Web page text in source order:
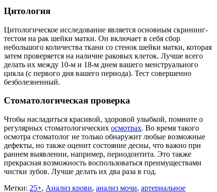
Цитология
Цитологическое исследование является основным скрининг-
тестом на рак шейки матки. Он включает в себя сбор
небольшого количества ткани со стенок шейки матки, которая
затем проверяется на наличие раковых клеток. Лучше всего
делать их между 10-м и 18-м днем вашего менструального
цикла (с первого дня вашего периода). Тест совершенно
безболезненный.
Стоматологическая проверка
Чтобы насладиться красивой, здоровой улыбкой, помните о
регулярных стоматологических осмотрах. Во время такого
осмотра стоматолог не только обнаружит любые возможные
дефекты, но также оценит состояние десны, что важно при
раннем выявлении, например, периодонтита. Это также
прекрасная возможность воспользоваться преимуществами
чистки зубов. Лучше делать их два раза в год.
Метки: 25+, Анализ крови, анализ мочи, артериальное